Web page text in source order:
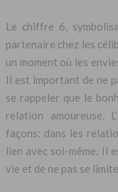
Le chiffre 6,
partenaire chez les
un moment où les
Il est important de ne
se rappeler que le
relation amoureuse.
façons: dans les
lien avec soi-même. Il
vie et de ne pas se